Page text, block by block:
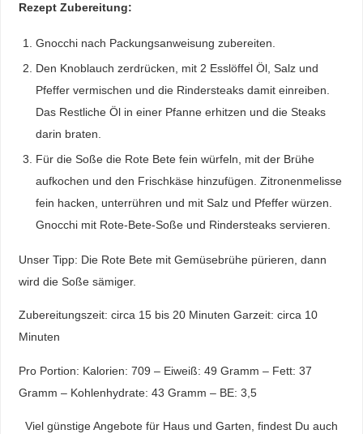
Rezept Zubereitung:
Gnocchi nach Packungsanweisung zubereiten.
Den Knoblauch zerdrücken, mit 2 Esslöffel Öl, Salz und
Pfeffer vermischen und die Rindersteaks damit einreiben.
Das Restliche Öl in einer Pfanne erhitzen und die Steaks
darin braten.
Für die Soße die Rote Bete fein würfeln, mit der Brühe
aufkochen und den Frischkäse hinzufügen. Zitronenmelisse
fein hacken, unterrühren und mit Salz und Pfeffer würzen.
Gnocchi mit Rote-Bete-Soße und Rindersteaks servieren.
Unser Tipp: Die Rote Bete mit Gemüsebrühe pürieren, dann
wird die Soße sämiger.
Zubereitungszeit: circa 15 bis 20 Minuten Garzeit: circa 10
Minuten
Pro Portion: Kalorien: 709 – Eiweiß: 49 Gramm – Fett: 37
Gramm – Kohlenhydrate: 43 Gramm – BE: 3,5
Viel günstige Angebote für Haus und Garten, findest Du auch